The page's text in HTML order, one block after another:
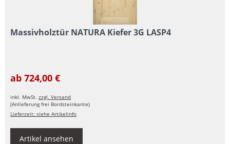
Massivholztür NATURA Kiefer 3G LASP4
ab 724,00 €
inkl. MwSt.zzgl. Versand
(Anlieferung frei Bordsteinkante)
Lieferzeit: siehe Artikelinfo
Artikel ansehen